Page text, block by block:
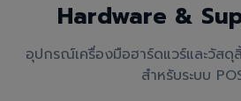
Hardware &
อุปกรณ์เครื่องมือฮาร์ดแวร์และวัส
สำหรับระบบ